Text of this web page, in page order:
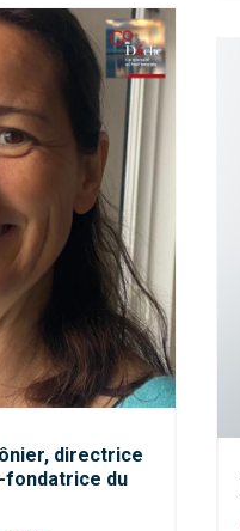
directrice
fondatrice du